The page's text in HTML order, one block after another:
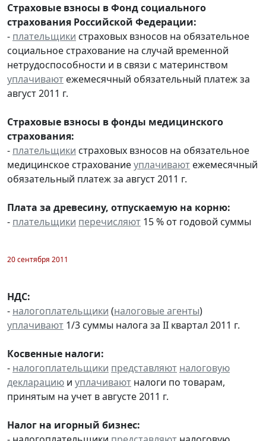
Страховые взносы в Фонд социального
страхования Российской Федерации:
- плательщики страховых взносов на обязательное
социальное страхование на случай временной
нетрудоспособности и в связи с материнством
уплачивают ежемесячный обязательный платеж за
август 2011 г.
Страховые взносы в фонды медицинского
страхования:
- плательщики страховых взносов на обязательное
медицинское страхованиеуплачивают ежемесячный
обязательный платеж за август 2011 г.
Плата за древесину, отпускаемую на корню:
- плательщики перечисляют 15 % от годовой суммы
20 сентября 2011
НДС:
- налогоплательщики (налоговые агенты)
уплачивают 1/3 суммы налога за II квартал 2011 г.
Косвенные налоги:
- налогоплательщики представляют налоговую
декларацию и уплачивают налоги по товарам,
принятым на учет в августе 2011 г.
Налог на игорный бизнес: